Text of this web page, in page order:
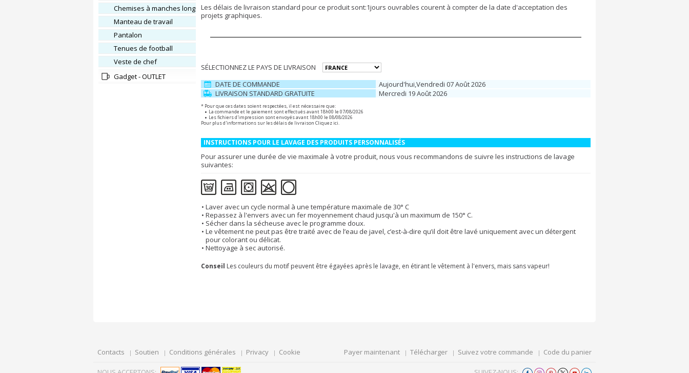
Chemises à manches longues
Manteau de travail
Pantalon
Tenues de football
Veste de chef
Gadget - OUTLET
Les délais de livraison standard pour ce produit sont:1jours ouvrables courent à compter de la date d'acceptation des
projets graphiques.
SÉLECTIONNEZ LE PAYS DE LIVRAISON
DATE DE COMMANDE
Aujourd'hui,vendredi 07 Août 2026
LIVRAISON STANDARD GRATUITE
Mercredi 19 Août 2026
* Pour que ces dates soient respectées, il est nécessaire que:
La commande et le paiement sont effectués avant 18h00 le 07/08/2026
Les fichiers d'impression sont envoyés avant 18h00 le 08/08/2026
Pour plus d'informations sur les délais de livraison Cliquez ici.
INSTRUCTIONS POUR LE LAVAGE DES PRODUITS PERSONNALISÉS
Pour assurer une durée de vie maximale à votre produit, nous vous recommandons de suivre les instructions de lavage
suivantes:
Laver avec un cycle normal à une température maximale de 30° C
Repassez à l'envers avec un fer moyennement chaud jusqu'à un maximum de 150° C.
Sécher dans la sécheuse avec le programme doux.
Le vêtement ne peut pas être traité avec de l’eau de javel, c’est-à-dire qu’il doit être lavé uniquement avec un détergent
pour colorant ou délicat.
Nettoyage à sec autorisé.
Conseil Les couleurs du motif peuvent être égayées après le lavage, en étirant le vêtement à l'envers, mais sans vapeur!
Contacts Soutien Conditions générales Privacy Cookie Payer maintenant Télécharger Suivez votre commande Code du panier